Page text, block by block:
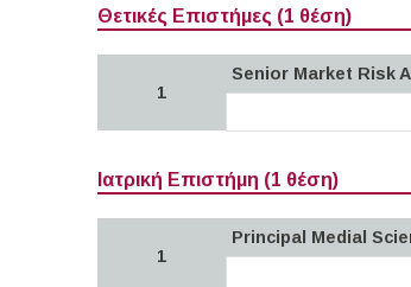
Θετικές Επιστήμες (1 θέση)
1
Senior Market Risk
Ιατρική Επιστήμη (1 θέση)
1
Principal Medial